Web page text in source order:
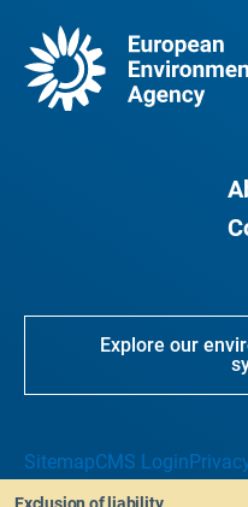
Explore our
SitemapCMS Login
Exclusion of liability